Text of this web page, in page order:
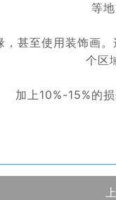
等
，甚至使用装饰画
个区
加上10%-15%的